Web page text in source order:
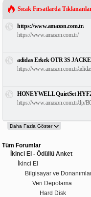
Sıcak Fırsatlarda
https://www.amazon.com.tr/
https://www.amazon.com.tr/
adidas Erkek OTR 3S
https://www.amazon.com.tr/
HONEYWELL QuietSet
https://www.amazon.com.tr/dp/
Tüm Forumlar
İkinci El - Ödüllü Anket
İkinci El
Bilgisayar ve
Veri Depolama
Hard Disk